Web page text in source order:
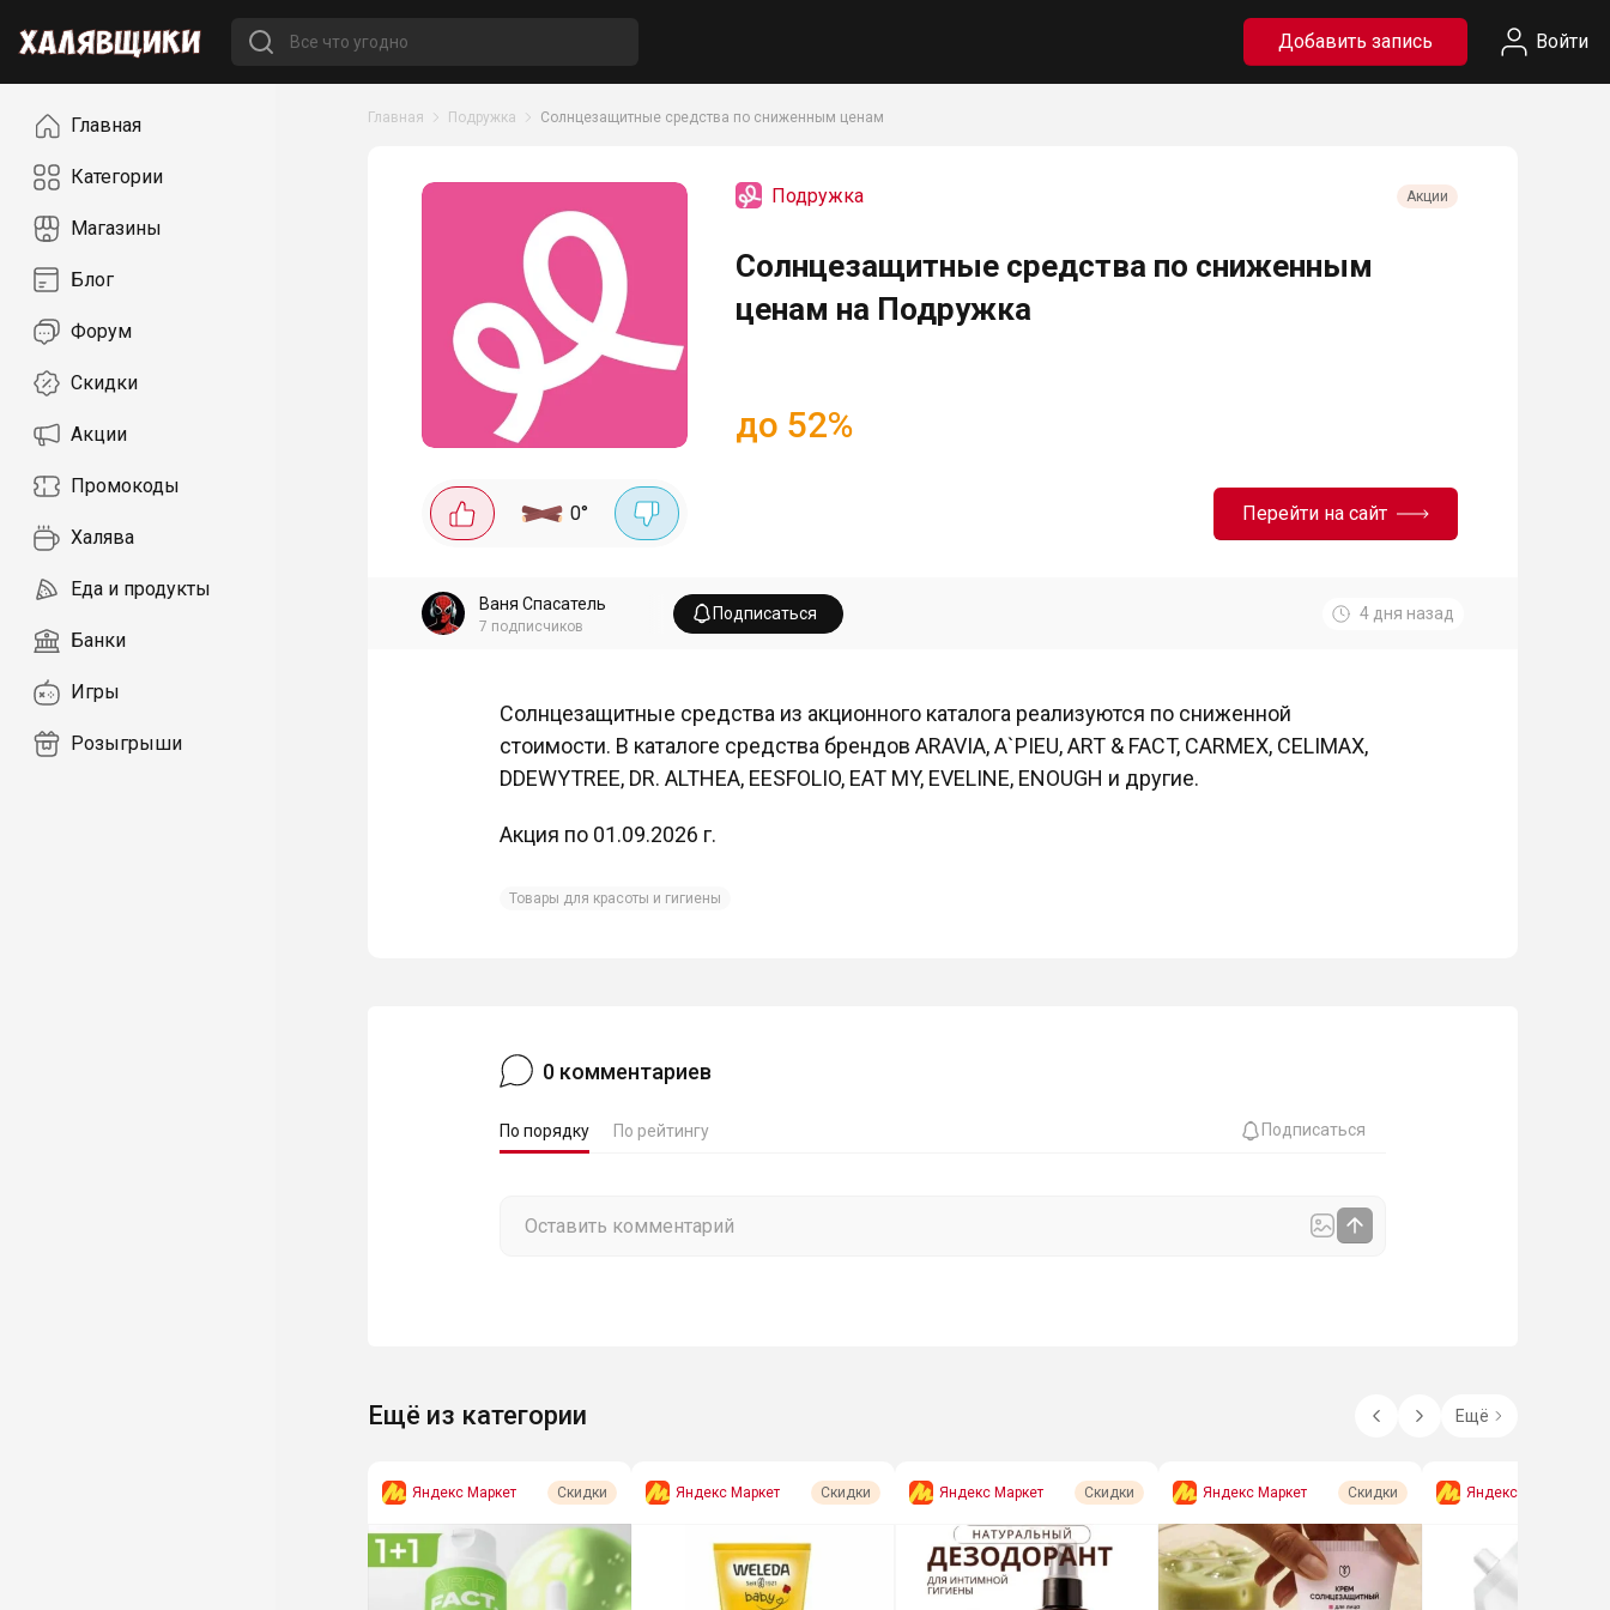
Добавить запись Войти
НавигацияГлавная
Категории
Магазины
Блог
Форум
Скидки
Акции
Промокоды
Халява
Еда и продукты
Банки
Игры
Розыгрыши
Главная Подружка Солнцезащитные средства по сниженным ценам
Подружка Акции
Солнцезащитные средства по сниженным
ценам на Подружка
до 52%
0° Перейти на сайт
Ваня Спасатель
7 подписчиков
Подписаться 4 дня назад
Солнцезащитные средства из акционного каталога реализуются по сниженной
стоимости. В каталоге средства брендов ARAVIA, A`PIEU, ART & FACT, CARMEX, CELIMAX,
DDEWYTREE, DR. ALTHEA, EESFOLIO, EAT MY, EVELINE, ENOUGH и другие.
Акция по 01.09.2026 г.
Товары для красоты и гигиены
0 комментариев
По порядку По рейтингу Подписаться
Ещё из категории Ещё
Яндекс Маркет Скидки Яндекс Маркет Скидки Яндекс Маркет Скидки Яндекс Маркет Скидки Яндекс Маркет